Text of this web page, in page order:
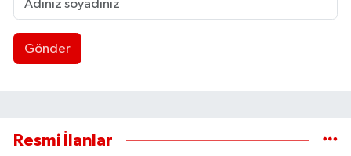
Gönder
Resmi İlanlar